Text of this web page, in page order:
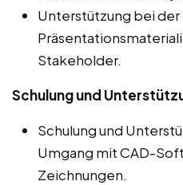
Unterstützung bei der
Stakeholder.
Schulung und
Schulung und
Umgang mit CAD-
Zeichnungen.